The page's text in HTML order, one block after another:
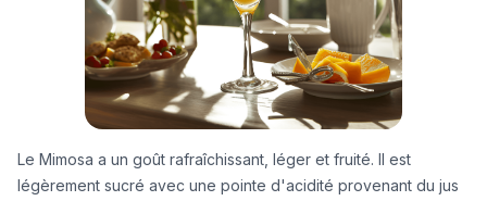
Le Mimosa a un goût rafraîchissant, léger et fruité. Il est
légèrement sucré avec une pointe d'acidité provenant du jus